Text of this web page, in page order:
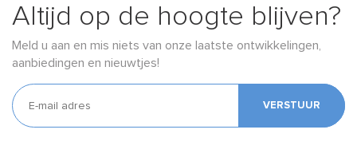
Altijd op de hoogte blijven?
Meld u aan en mis niets van onze laatste ontwikkelingen,
aanbiedingen en nieuwtjes!
VERSTUUR